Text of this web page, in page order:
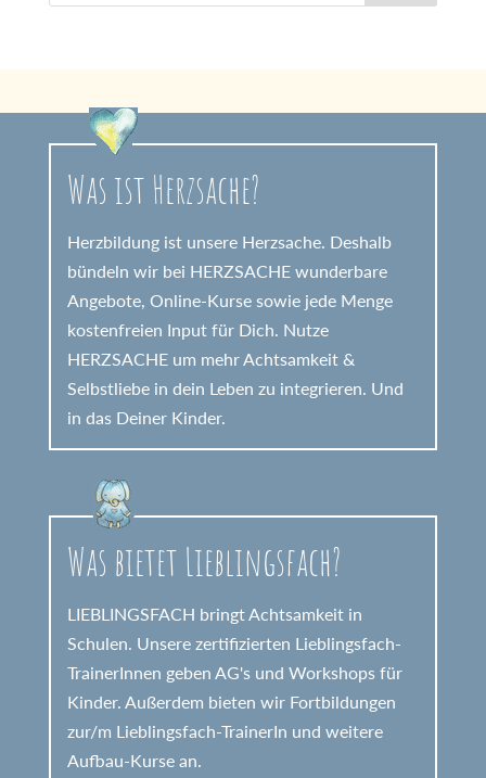
Was ist Herzsache?
Herzbildung ist unsere Herzsache. Deshalb
bündeln wir bei HERZSACHE wunderbare
Angebote, Online-Kurse sowie jede Menge
kostenfreien Input für Dich. Nutze
HERZSACHE um mehr Achtsamkeit &
Selbstliebe in dein Leben zu integrieren. Und
in das Deiner Kinder.
Was bietet Lieblingsfach?
LIEBLINGSFACH bringt Achtsamkeit in
Schulen. Unsere zertifizierten Lieblingsfach-
TrainerInnen geben AG's und Workshops für
Kinder. Außerdem bieten wir Fortbildungen
zur/m Lieblingsfach-TrainerIn und weitere
Aufbau-Kurse an.